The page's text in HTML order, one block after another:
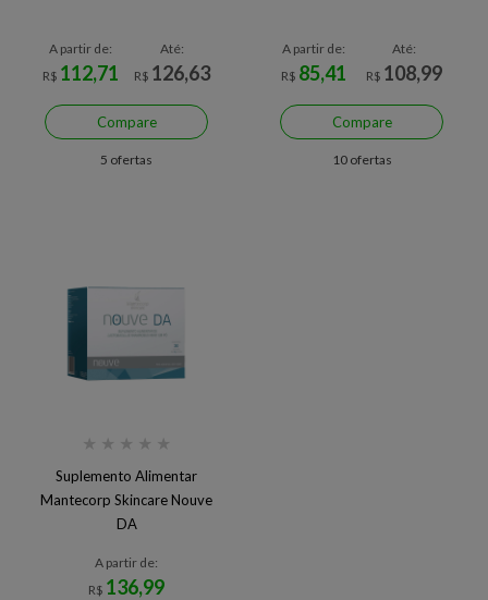
A partir de:
R$ 112,71
Até:
R$ 126,63
Compare
5 ofertas
A partir de:
R$ 85,41
Até:
R$ 108,99
Compare
10 ofertas
★ ★ ★ ★ ★
Suplemento Alimentar
Mantecorp Skincare Nouve
DA
A partir de:
R$ 136,99